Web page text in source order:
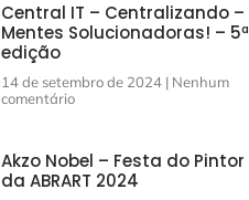
Central IT – Centralizando –
Mentes Solucionadoras! – 5ª
edição
14 de setembro de 2024 Nenhum
comentário
Akzo Nobel – Festa do Pintor
da ABRART 2024